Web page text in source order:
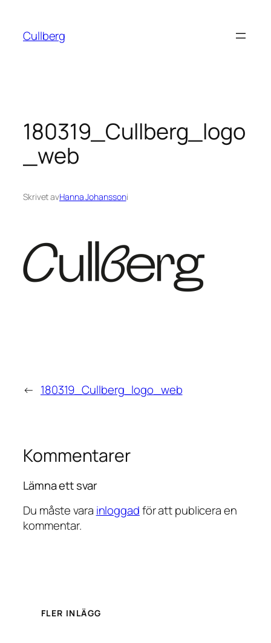
innehåll
Cullberg
180319_Cullberg_logo
_web
Skrivet avHanna Johanssoni
← 180319_Cullberg_logo_web
Kommentarer
Lämna ett svar
Du måste vara inloggadför att publicera en
kommentar.
FLER INLÄGG